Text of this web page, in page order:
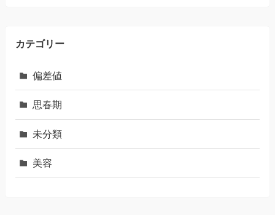
カテゴリー
偏差値
思春期
未分類
美容